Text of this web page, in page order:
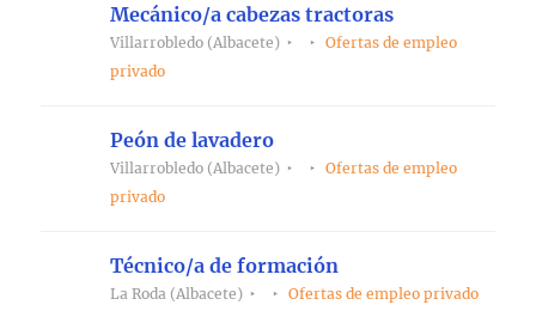
Mecánico/a cabezas tractoras
Villarrobledo (Albacete)
Ofertas de empleo
privado
Peón de lavadero
Villarrobledo (Albacete)
Ofertas de empleo
privado
Técnico/a de formación
La Roda (Albacete) Ofertas de empleo privado